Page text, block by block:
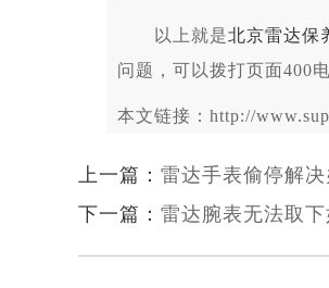
以上就是北京雷达保
问题，可以拨打页面400
本文链接：http://
上一篇： 雷达手表偷停解
下一篇： 雷达腕表无法取